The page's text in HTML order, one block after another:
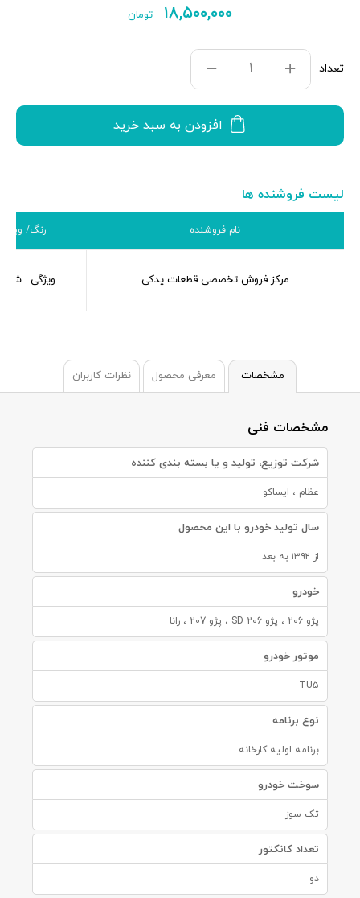
۱۸,۵۰۰,۰۰۰ تومان
تعداد
افزودن به سبد خرید
لیست فروشنده ها
نام فروشنده رنگ/ ویژگی
مرکز فروش تخصصی قطعات یدکی ویژگی :
مشخصات معرفی محصول نظرات کاربران
مشخصات فنی
شرکت توزیع، تولید و یا بسته بندی کننده
عظام ، ایساکو
سال تولید خودرو با این محصول
از ۱۳۹۲ به بعد
خودرو
پژو 206 ، پژو 206 SD ، پژو 207 ، رانا
موتور خودرو
TU5
نوع برنامه
برنامه اولیه کارخانه
سوخت خودرو
تک سوز
تعداد کانکتور
دو